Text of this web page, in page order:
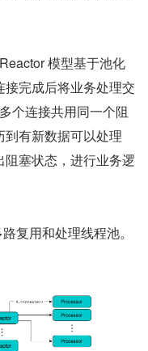
模型基于池化
完成后将业务处理交
个连接共用同一个阻
有新数据可以处理
塞状态，进行业务逻
复用和处理线程池。